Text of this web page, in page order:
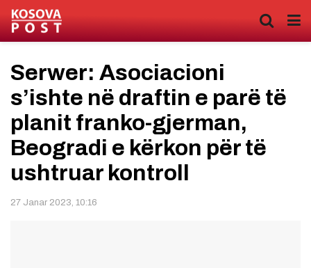
Serwer: Asociacioni
s’ishte në draftin e parë të
planit franko-gjerman,
Beogradi e kërkon për të
ushtruar kontroll
27 Janar 2023, 10:16